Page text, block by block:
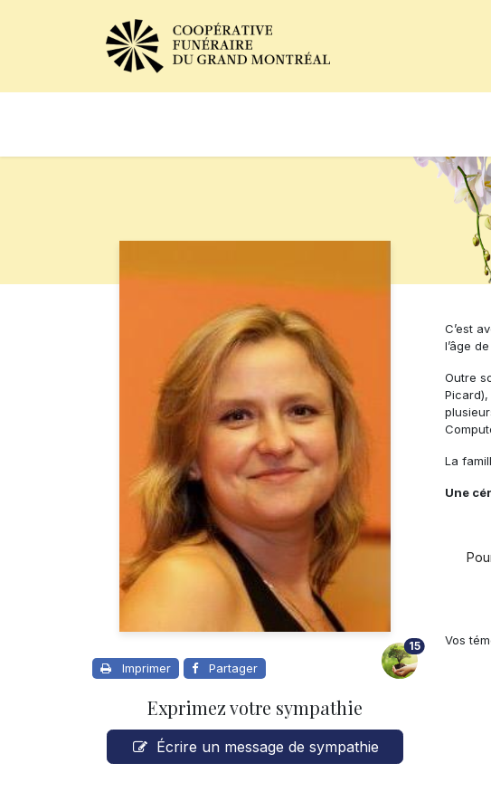
Imprimer Partager
15
Exprimez votre sympathie
Écrire un message de sympathie
C’est
l’âge
Outre
La
Une
Vos